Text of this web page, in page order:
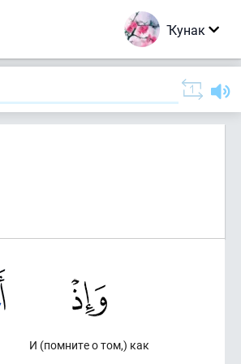
Ҡунак
И (помните о том,) как